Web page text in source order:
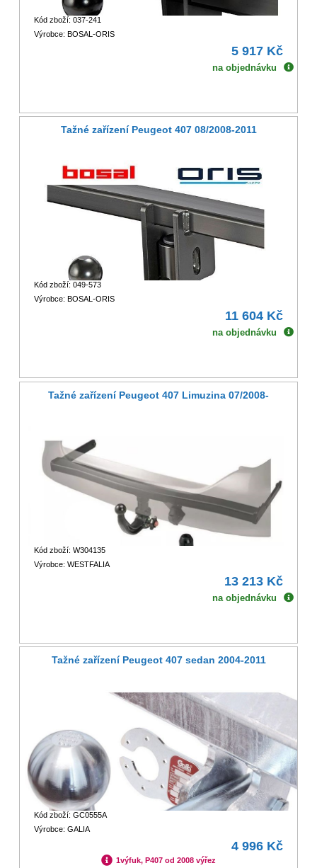
Kód zboží: 037-241
Výrobce: BOSAL-ORIS
5 917 Kč
na objednávku
Tažné zařízení Peugeot 407 08/2008-2011
Kód zboží: 049-573
Výrobce: BOSAL-ORIS
11 604 Kč
na objednávku
Tažné zařízení Peugeot 407 Limuzina 07/2008-
Kód zboží: W304135
Výrobce: WESTFALIA
13 213 Kč
na objednávku
Tažné zařízení Peugeot 407 sedan 2004-2011
Kód zboží: GC0555A
Výrobce: GALIA
4 996 Kč
1výfuk, P407 od 2008 výřez